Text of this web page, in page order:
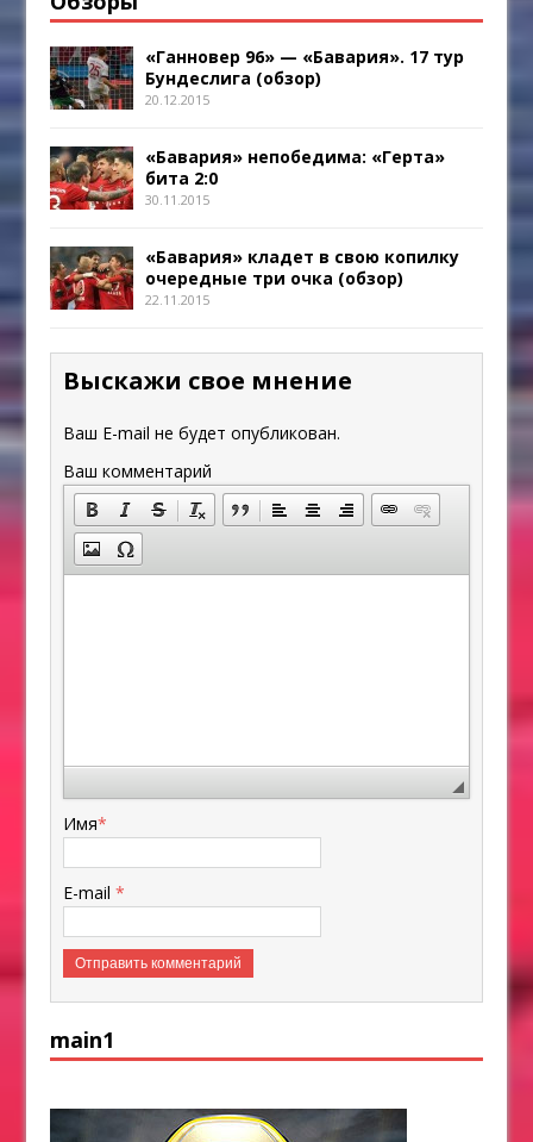
«Ганновер 96» — «Бавария». 17 тур
Бундеслига (обзор)
20.12.2015
«Бавария» непобедима: «Герта»
бита 2:0
30.11.2015
«Бавария» кладет в свою копилку
очередные три очка (обзор)
22.11.2015
Выскажи свое мнение
Ваш E-mail не будет опубликован.
Ваш комментарий
Имя*
E-mail*
main1